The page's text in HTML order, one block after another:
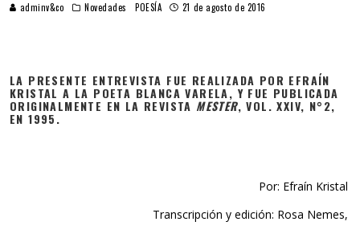
adminv&co Novedades POESÍA 21 de agosto de 2016
LA PRESENTE ENTREVISTA FUE REALIZADA POR EFRAÍN
KRISTAL A LA POETA BLANCA VARELA, Y FUE PUBLICADA
ORIGINALMENTE EN LA REVISTA MESTER, VOL. XXIV, N°2,
EN 1995.
Por: Efraín Kristal
Transcripción y edición: Rosa Nemes,